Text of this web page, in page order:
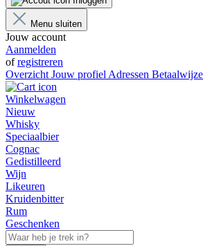
Menu sluiten
Jouw account
Aanmelden
ofregistreren
Overzicht Jouw profiel Adressen
Winkelwagen
Nieuw
Whisky
Speciaalbier
Cognac
Gedistilleerd
Wijn
Likeuren
Kruidenbitter
Rum
Geschenken